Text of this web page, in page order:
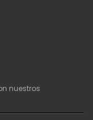
nuestros